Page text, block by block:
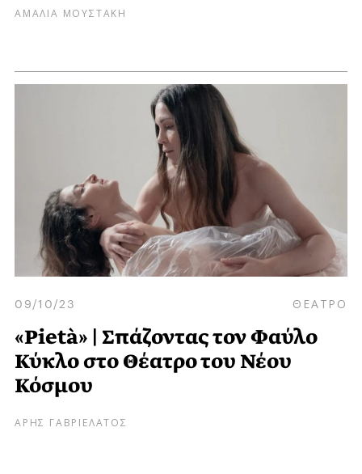
ΑΜΑΛΙΑ ΜΟΥΣΤΑΚΗ
09/10/23 ΘΕΑΤΡΟ
«Pietà» | Σπάζοντας τον Φαύλο
Κύκλο στο Θέατρο του Νέου
Κόσμου
ΑΡΗΣ ΓΑΒΡΙΕΛΑΤΟΣ